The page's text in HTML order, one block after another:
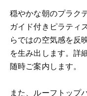
穏やかな朝のプラク
ガイド付きピラティ
らではの空気感を反
を生み出します。詳
随時ご案内します。
また、ルーフトップ